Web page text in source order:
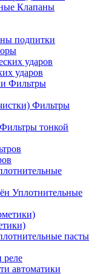
Клапаны
подпитки
ударов
Фильтры
Фильтры
Фильтры тонкой
Уплотнительные
пасты
реле